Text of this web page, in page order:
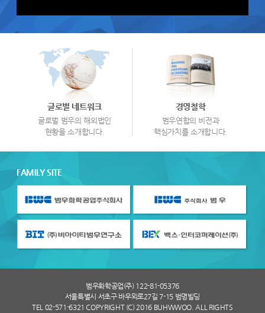
글로벌 네트워크
글로벌 범우의 해외법인
현황을 소개합니다.
경영철학
범우연합의 비전과
핵심가치를 소개합니다.
FAMILY SITE
범우화학공업(주) 122-81-05376
서울특별시 서초구 바우뫼로27길 7-15 범명빌딩
TEL 02-571-6321 COPYRIGHT (C) 2016 BUHWWOO. ALL RIGHTS